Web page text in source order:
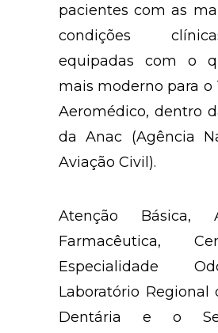
pacientes com as
condições
equipadas com o
mais moderno para o
Aeromédico, dentro
da Anac (Agência
Aviação Civil).
Atenção Básica,
Farmacêutica,
Especialidade
Laboratório Regional
Dentária e o